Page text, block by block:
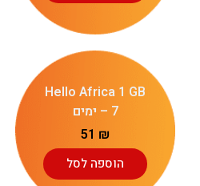
Hello Africa 1 GB
– 7 ימים
51 ₪
הוספה לסל